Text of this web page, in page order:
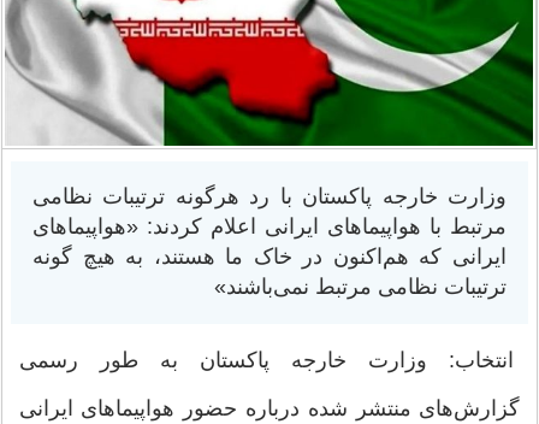
وزارت خارجه پاکستان با رد هرگونه ترتیبات نظامی
مرتبط با هواپیماهای ایرانی اعلام کردند: «هواپیماهای
ایرانی که هم‌اکنون در خاک ما هستند، به هیچ گونه
ترتیبات نظامی مرتبط نمی‌باشند»
انتخاب: وزارت خارجه پاکستان به طور رسمی
گزارش‌های منتشر شده درباره حضور هواپیماهای ایرانی